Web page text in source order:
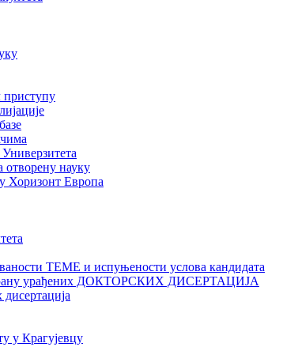
отворену науку
Хоризонт Европа
ТЕМЕ и испуњености услова кандидата
урађених ДОКТОРСКИХ ДИСЕРТАЦИЈА
у Крагујевцу